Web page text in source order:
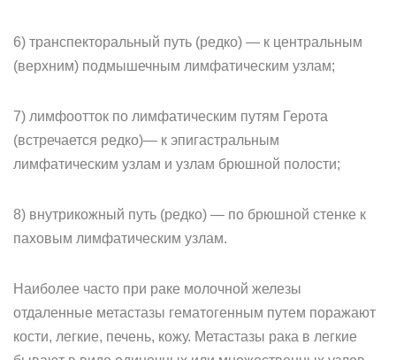
6) транспекторальный путь (редко) — к центральным
(верхним) подмышечным лимфатическим узлам;
7) лимфоотток по лимфатическим путям Герота
(встречается редко)— к эпигастральным
лимфатическим узлам и узлам брюшной полости;
8) внутрикожный путь (редко) — по брюшной стенке к
паховым лимфатическим узлам.
Наиболее часто при раке молочной железы
отдаленные метастазы гематогенным путем поражают
кости, легкие, печень, кожу. Метастазы рака в легкие